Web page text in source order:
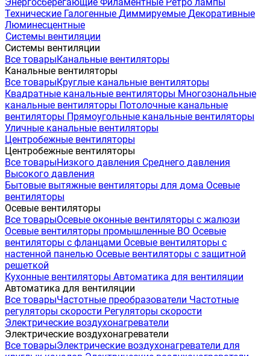
Технические Галогенные Диммируемые Декоративные
Люминесцентные
Системы вентиляции
Системы вентиляции
Все товарыКанальные вентиляторы
Канальные вентиляторы
Все товарыКруглые канальные вентиляторы
Квадратные канальные вентиляторы Многозональные
канальные вентиляторы Потолочные канальные
вентиляторы Прямоугольные канальные вентиляторы
Уличные канальные вентиляторы
Центробежные вентиляторы
Центробежные вентиляторы
Все товарыНизкого давления Среднего давления
Высокого давления
Бытовые вытяжные вентиляторы для дома Осевые
вентиляторы
Осевые вентиляторы
Все товарыОсевые оконные вентиляторы с жалюзи
Осевые вентиляторы промышленные ВО Осевые
вентиляторы с фланцами Осевые вентиляторы с
настенной панелью Осевые вентиляторы с защитной
решеткой
Кухонные вентиляторы Автоматика для вентиляции
Автоматика для вентиляции
Все товарыЧастотные преобразователи Частотные
регуляторы скорости Регуляторы скорости
Электрические воздухонагреватели
Электрические воздухонагреватели
Все товарыЭлектрические воздухонагреватели для